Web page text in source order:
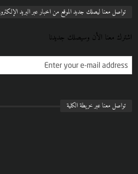
تواصل معنا ليصلك جديد الموقع من اخبار عبر البريد
اشترك معنا الأن وسيصلك جديدنا
تواصل معنا عبر خريطة الكلية